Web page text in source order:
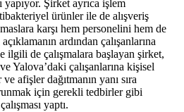
yapıyor. Şirket ayrıca işlem
ürünler ile de alışveriş
karşı hem personelini hem de
ardından çalışanlarına
de çalışmalara başlayan şirket,
Yalova’daki çalışanlarına kişisel
afişler dağıtmanın yanı sıra
için gerekli tedbirler gibi
yaptı.